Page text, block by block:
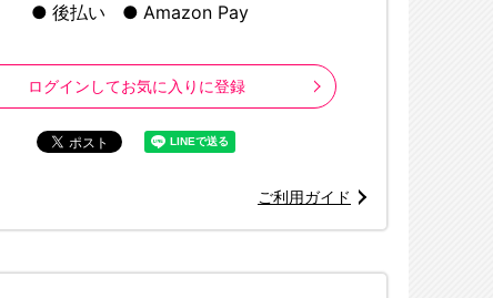
後払い
Amazon Pay
ログインしてお気に入りに登録
ご利用ガイド